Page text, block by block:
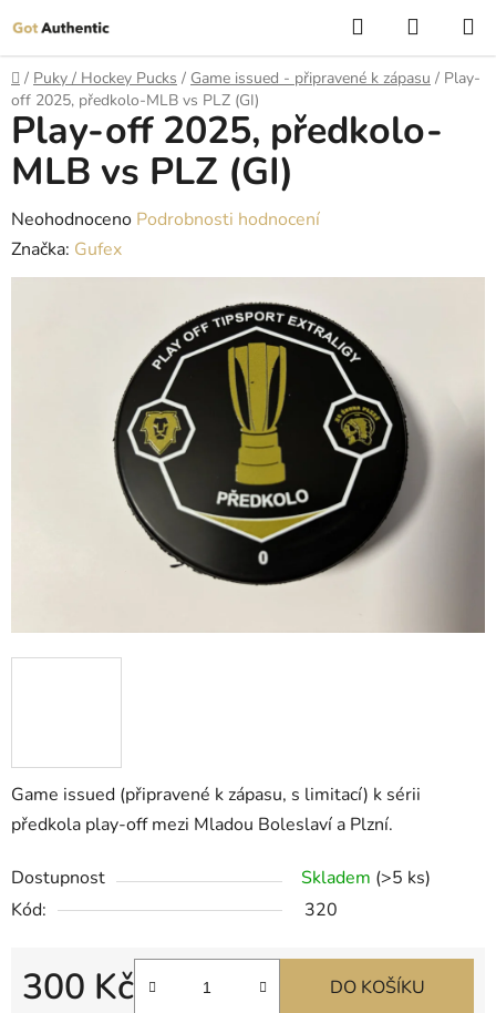
na
obsah
Hledat
KOŠÍK
Domů
/ Puky / Hockey Pucks / Game issued - připravené k zápasu / Play-
off 2025, předkolo-MLB vs PLZ (GI)
Game issued (připravené k zápasu, s limitací) k sérii
předkola play-off mezi Mladou Boleslaví a Plzní.
Dostupnost Skladem (>5 ks)
Kód:
320
300 Kč DO KOŠÍKU
Play-off 2025, předkolo-
MLB vs PLZ (GI)
Průměrné
hodnocení
produktu
Neohodnoceno Podrobnosti hodnocení
Značka: Gufex